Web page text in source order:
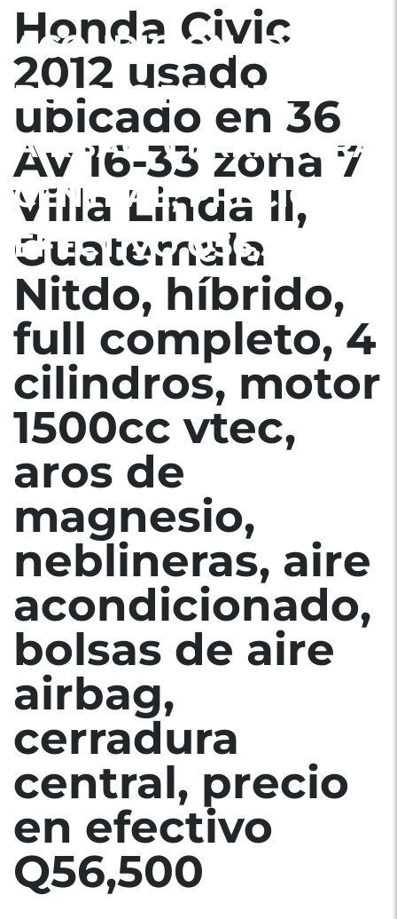
ACONDICIONADO,
BOLSAS DE AIRE
AIRBAG, CERRADURA
CENTRAL, PRECIO EN
EFECTIVO Q56,500
Honda Civic
2012 usado
ubicado en 36
Av 16-33 zona 7
Villa Linda II,
Guatemala
Nitdo, híbrido,
full completo, 4
cilindros, motor
1500cc vtec,
aros de
magnesio,
neblineras, aire
acondicionado,
bolsas de aire
airbag,
cerradura
central, precio
en efectivo
Q56,500